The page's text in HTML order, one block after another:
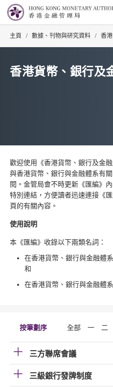
主頁 / 數據、刊物與研究資料 / 香
香港貨幣、銀行及
歡迎使用《香港貨幣、銀行及金
與香港貨幣、銀行與金融體系有
閱。金管局會不時更新《匯編》
特別連結，方便讀者迅速連接《
頁的有關內容。
使用說明
本《匯編》收錄以下兩類名詞：
在香港貨幣、銀行與金融體
和
在香港貨幣、銀行與金融體
按筆劃序 全部 一 二
三方聯席會議
三級銀行發牌制度